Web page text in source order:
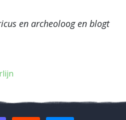
en archeoloog en blogt